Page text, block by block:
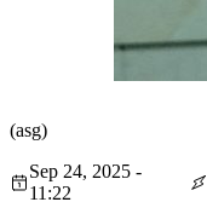
(asg)
Sep 24, 2025 -
11:22